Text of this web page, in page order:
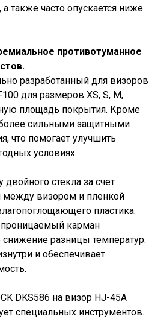
также часто опускается ниже
противотуманное
разработанный для визоров
для размеров XS, S, M,
площадь покрытия. Кроме
более сильными защитными
что помогает улучшить
условиях.
двойного стекла за счет
между визором и пленкой
пластика.
карман
снижение разницы температур.
и обеспечивает
DKS586 на визор HJ-45A
специальных инструментов.